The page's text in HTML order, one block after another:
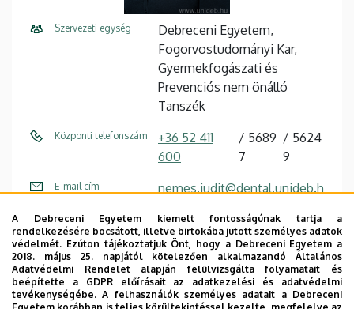
Szervezeti egység
Debreceni Egyetem,
Fogorvostudományi Kar,
Gyermekfogászati és
Prevenciós nem önálló
Tanszék
Központi telefonszám
+36 52 411
600
5689
7
5624
9
E-mail cím
nemes.judit@dental.unideb.h
Cím
4032 Debrecen Nagyerdei
körút 98
Épület Fogászati Tömb
A Debreceni Egyetem kiemelt fontosságúnak tartja a
rendelkezésére bocsátott, illetve birtokába jutott személyes adatok
védelmét. Ezúton tájékoztatjuk Önt, hogy a Debreceni Egyetem a
2018. május 25. napjától kötelezően alkalmazandó Általános
Adatvédelmi Rendelet alapján felülvizsgálta folyamatait és
beépítette a GDPR előírásait az adatkezelési és adatvédelmi
tevékenységébe. A felhasználók személyes adatait a Debreceni